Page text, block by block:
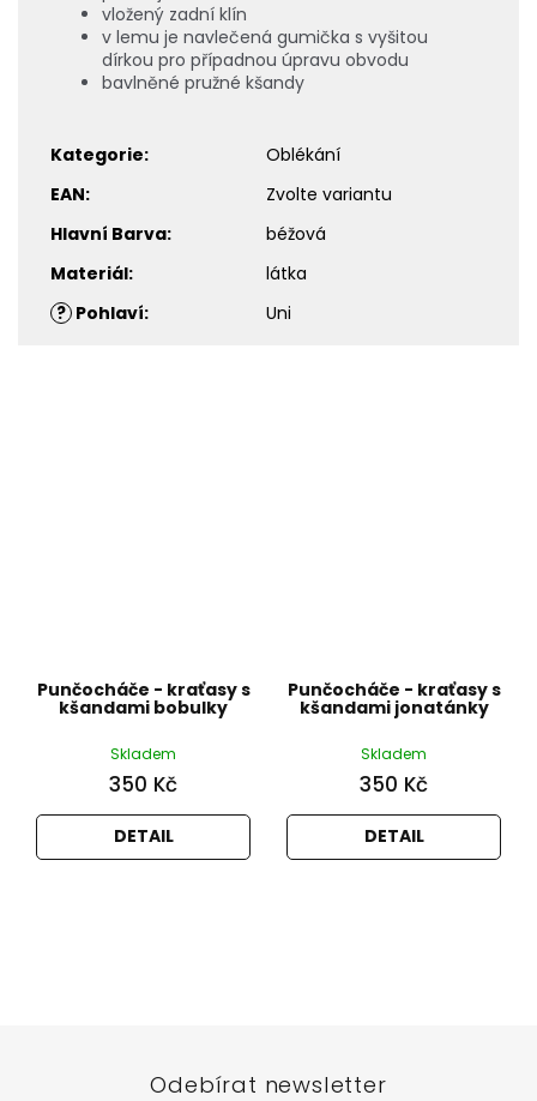
vložený zadní klín
v lemu je navlečená gumička s vyšitou
dírkou pro případnou úpravu obvodu
bavlněné pružné kšandy
Kategorie:
Oblékání
EAN:
Zvolte variantu
Hlavní Barva:
béžová
Materiál:
látka
? Pohlaví: Uni
Punčocháče - kraťasy s
kšandami bobulky
Skladem
350 Kč
DETAIL
Punčocháče - kraťasy s
kšandami jonatánky
Skladem
350 Kč
DETAIL
Odebírat newsletter